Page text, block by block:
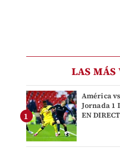
LAS MÁS
América
Jornada 1
EN